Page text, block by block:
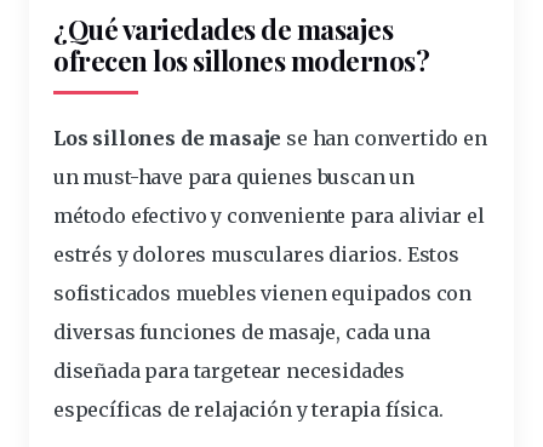
¿Qué variedades de masajes
ofrecen los sillones modernos?
Los sillones de masaje se han convertido en
un must-have para quienes buscan un
método efectivo y conveniente para aliviar el
estrés y dolores musculares diarios. Estos
sofisticados muebles vienen equipados con
diversas funciones de masaje, cada una
diseñada para targetear necesidades
específicas de relajación y terapia física.